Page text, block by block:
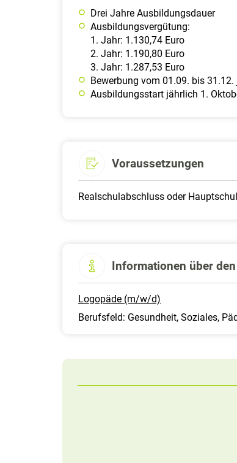
Drei Jahre Ausbildungsdauer
Ausbildungsvergütung:
1. Jahr: 1.130,74 Euro
2. Jahr: 1.190,80 Euro
3. Jahr: 1.287,53 Euro
Bewerbung vom 01.09. bis
Ausbildungsstart jährlich 1.
Voraussetzungen
Realschulabschluss oder
Informationen über
Logopäde (m/w/d)
Berufsfeld: Gesundheit, Soziales,